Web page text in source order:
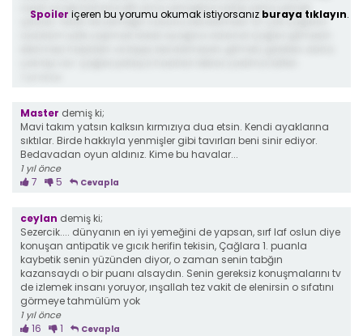
cigdi ocağı bahane etti ama yemeğine sahip çıksa yemek
çıkardı. Sezer de yemeğin sosunu beceremedi. En çok çağlara
Spoiler içeren bu yorumu okumak istiyorsanız buraya tıklayın.
Master demiş ki;
Mavi takım yatsın kalksın kırmızıya dua etsin. Kendi ayaklarına
sıktılar. Birde hakkıyla yenmişler gibi tavırları beni sinir ediyor.
Bedavadan oyun aldınız. Kime bu havalar...
1 yıl önce
7 5 Cevapla
ceylan demiş ki;
Sezercik.... dünyanın en iyi yemeğini de yapsan, sırf laf oslun diye
konuşan antipatik ve gıcık herifin tekisin, Çağlara 1. puanla
kaybetik senin yüzünden diyor, o zaman senin tabğın
kazansaydı o bir puanı alsaydın. Senin gereksiz konuşmalarını tv
de izlemek insanı yoruyor, ınşallah tez vakit de elenirsin o sıfatını
görmeye tahmülüm yok
1 yıl önce
16 1 Cevapla